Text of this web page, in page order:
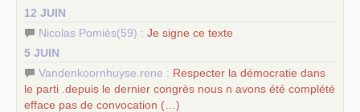
12 JUIN
Nicolas Pomiès(59) : Je signe ce texte
5 JUIN
Vandenkoornhuyse.rene : Respecter la démocratie dans
le parti .depuis le dernier congrès nous n avons été complété
efface pas de convocation (…)